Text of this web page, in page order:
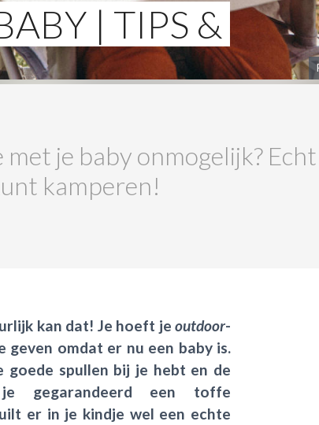
| TIPS &
je baby onmogelijk?
kamperen!
kan dat! Je hoeft jeoutdoor-
omdat er nu een baby is.
spullen bij je hebt en de
gegarandeerd een toffe
er in je kindje wel een echte